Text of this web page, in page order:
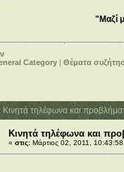
"Μαζί
Category |Θέματα
τηλέφωνα και
Κινητά τηλέφωνα και
« στις:Μάρτιος 02, 2011,